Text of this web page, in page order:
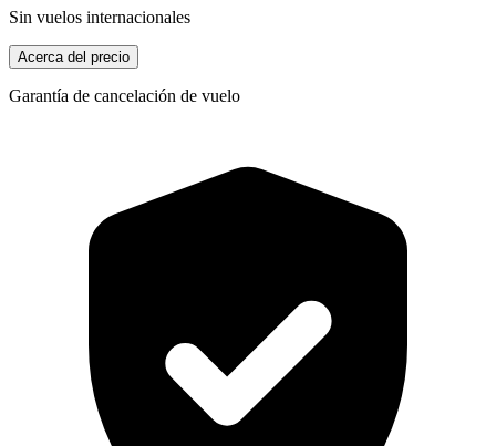
Sin vuelos internacionales
Acerca del precio
Garantía de cancelación de vuelo